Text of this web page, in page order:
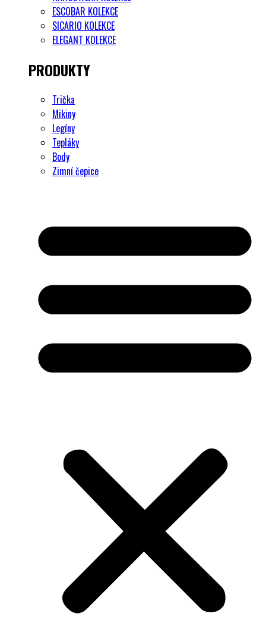
ESCOBAR KOLEKCE
SICARIO KOLEKCE
ELEGANT KOLEKCE
PRODUKTY
Trička
Mikiny
Legíny
Tepláky
Body
Zimní čepice